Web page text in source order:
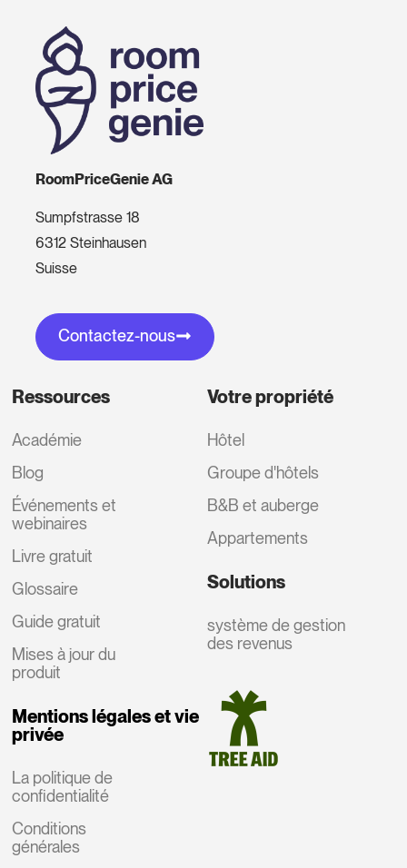
RoomPriceGenie AG
Sumpfstrasse 18
6312 Steinhausen
Suisse
Contactez-nous
Ressources
Académie
Blog
Événements et
webinaires
Livre gratuit
Glossaire
Guide gratuit
Mises à jour du
produit
Mentions légales et vie
privée
La politique de
confidentialité
Conditions
générales
Votre propriété
Hôtel
Groupe d'hôtels
B&B et auberge
Appartements
Solutions
système de gestion
des revenus